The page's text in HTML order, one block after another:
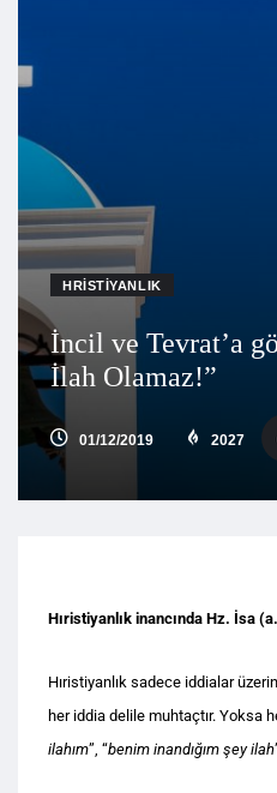
HRISTIYANLIK
İncil ve Tevrat’a
İlah Olamaz!”
01/12/2019 2027
Hıristiyanlık inancında Hz. İsa
Hıristiyanlık sadece iddialar
her iddia delile muhtaçtır. Yoksa
ilahım”, “benim inandığım şey ilah